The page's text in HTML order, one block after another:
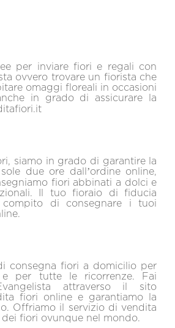
per inviare fiori e regali con
ovvero trovare un fiorista che
omaggi floreali in occasioni
in grado di assicurare la
siamo in grado di garantire la
due ore dall’ordine online,
fiori abbinati a dolci e
Il tuo fioraio di fiducia
di consegnare i tuoi
consegna fiori a domicilio per
per tutte le ricorrenze. Fai
attraverso il sito
fiori online e garantiamo la
Offriamo il servizio di vendita
fiori ovunque nel mondo.